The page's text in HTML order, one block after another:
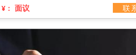
¥： 面议 联